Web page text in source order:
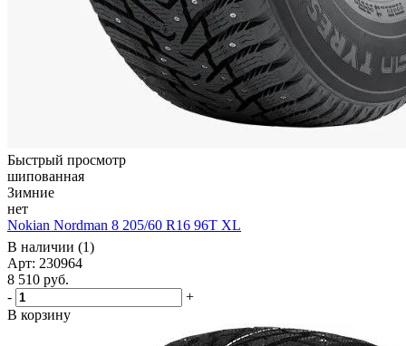
Быстрый просмотр
шипованная
Зимние
нет
Nokian Nordman 8 205/60 R16 96T XL
В наличии (1)
Арт: 230964
8 510 руб.
-
+
В корзину